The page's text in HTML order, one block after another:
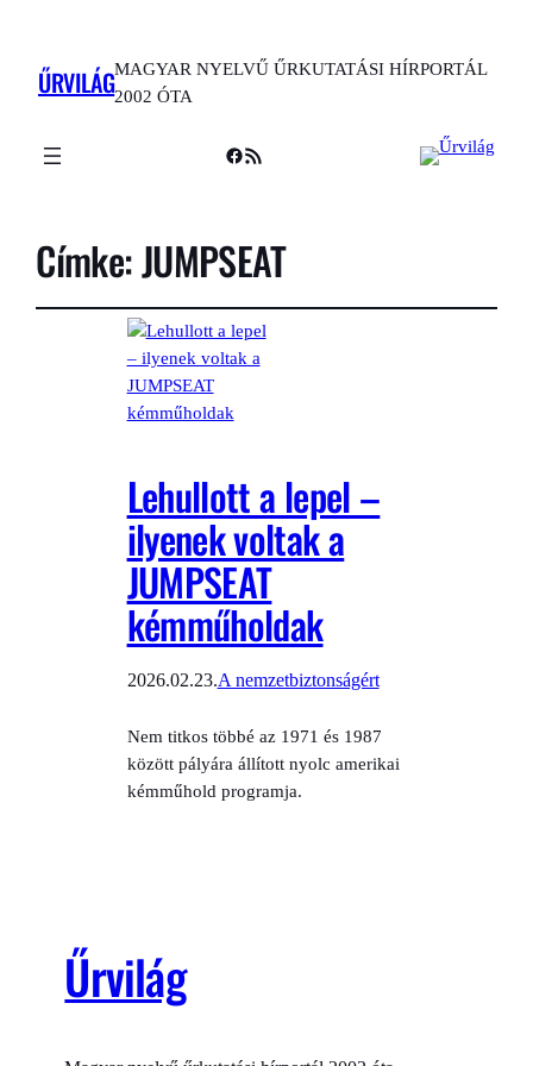
ŰRVILÁGMAGYAR NYELVŰ ŰRKUTATÁSI HÍRPORTÁL
2002 ÓTA
Facebook
RSS Feed
Címke:JUMPSEAT
Lehullott a lepel –
ilyenek voltak a
JUMPSEAT
kémműholdak
2026.02.23.A nemzetbiztonságért
Nem titkos többé az 1971 és 1987
között pályára állított nyolc amerikai
kémműhold programja.
Űrvilág